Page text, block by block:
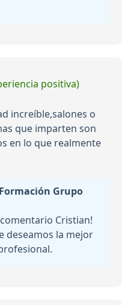
positiva)
increíble,salones o
que imparten son
en lo que realmente
Grupo
Cristian!
deseamos la mejor